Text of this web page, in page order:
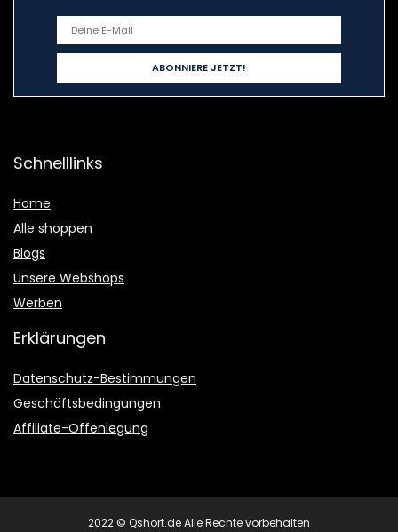
Schnelllinks
Home
Alle shoppen
Blogs
Unsere Webshops
Werben
Erklärungen
Datenschutz-Bestimmungen
Geschäftsbedingungen
Affiliate-Offenlegung
2022 © Qshort.de Alle Rechte vorbehalten